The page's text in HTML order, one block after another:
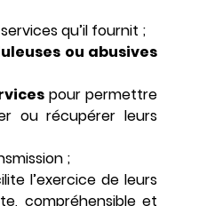
qu’il fournit ;
ou abusives
pour permettre
ou récupérer leurs
;
l’exercice de leurs
compréhensible et